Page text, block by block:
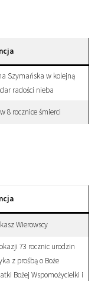
Szymańska w kolejną
radości nieba
8 rocznice śmierci
Wierowscy
73 rocznic urodzin
z prośbą o Boże
Bożej Wspomożycielki i